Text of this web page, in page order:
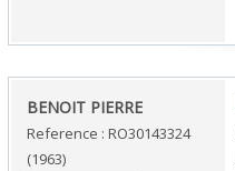
‎BENOIT PIERRE‎
Reference : RO30143324
(1963)